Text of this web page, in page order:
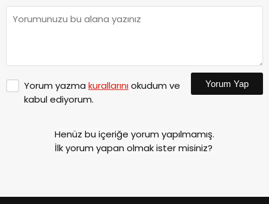
Yorum yazma kurallarınıokudum ve
kabul ediyorum.
Yorum Yap
Henüz bu içeriğe yorum yapılmamış.
İlk yorum yapan olmak ister misiniz?